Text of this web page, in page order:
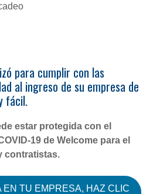
para cumplir con las
al ingreso de su empresa de
fácil.
estar protegida con el
19 de Welcome para el
contratistas.
EN TU EMPRESA, HAZ CLIC